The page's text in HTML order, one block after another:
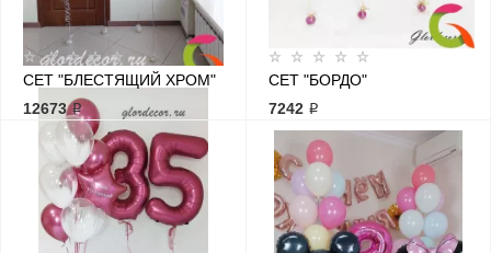
СЕТ "БЛЕСТЯЩИЙ ХРОМ"
12673 ₽
СЕТ "БОРДО"
7242 ₽